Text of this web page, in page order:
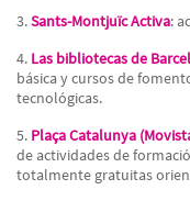
3.Sants-Montjuïc Activa:
4. Las bibliotecas de
básica y cursos de
tecnológicas.
5. Plaça Catalunya
de actividades de
totalmente gratuitas